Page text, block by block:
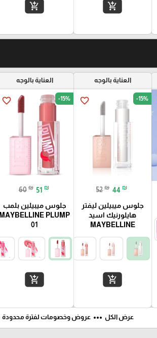
add_shopping_cart
add_shopping_cart
العناية بالوجه
favorite_border -15%
52 ₪ 44 ₪
جلوس میبیلین لیفتر
هايلورنيك اسيد
MAYBELLINE
add_shopping_cart
العناية بالوجه
favorite_border -15%
60 ₪ 51 ₪
جلوس ميبيلين بلمب
MAYBELLINE PLUMP
01
add_shopping_cart
عرض الكل more_horiz عروض وخصومات لفترة محدودة